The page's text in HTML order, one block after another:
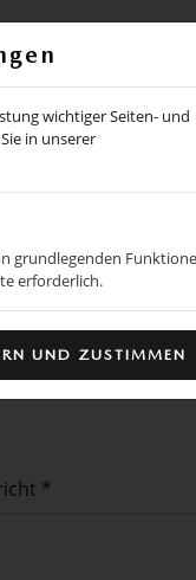
wichtiger Seiten- und
in unserer
grundlegenden
erforderlich.
UND ZUSTIMMEN
*